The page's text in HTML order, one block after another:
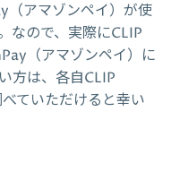
（アマゾンペイ）が使
なので、実際にCLIP
（アマゾンペイ）に
方は、各自CLIP
ていただけると幸い